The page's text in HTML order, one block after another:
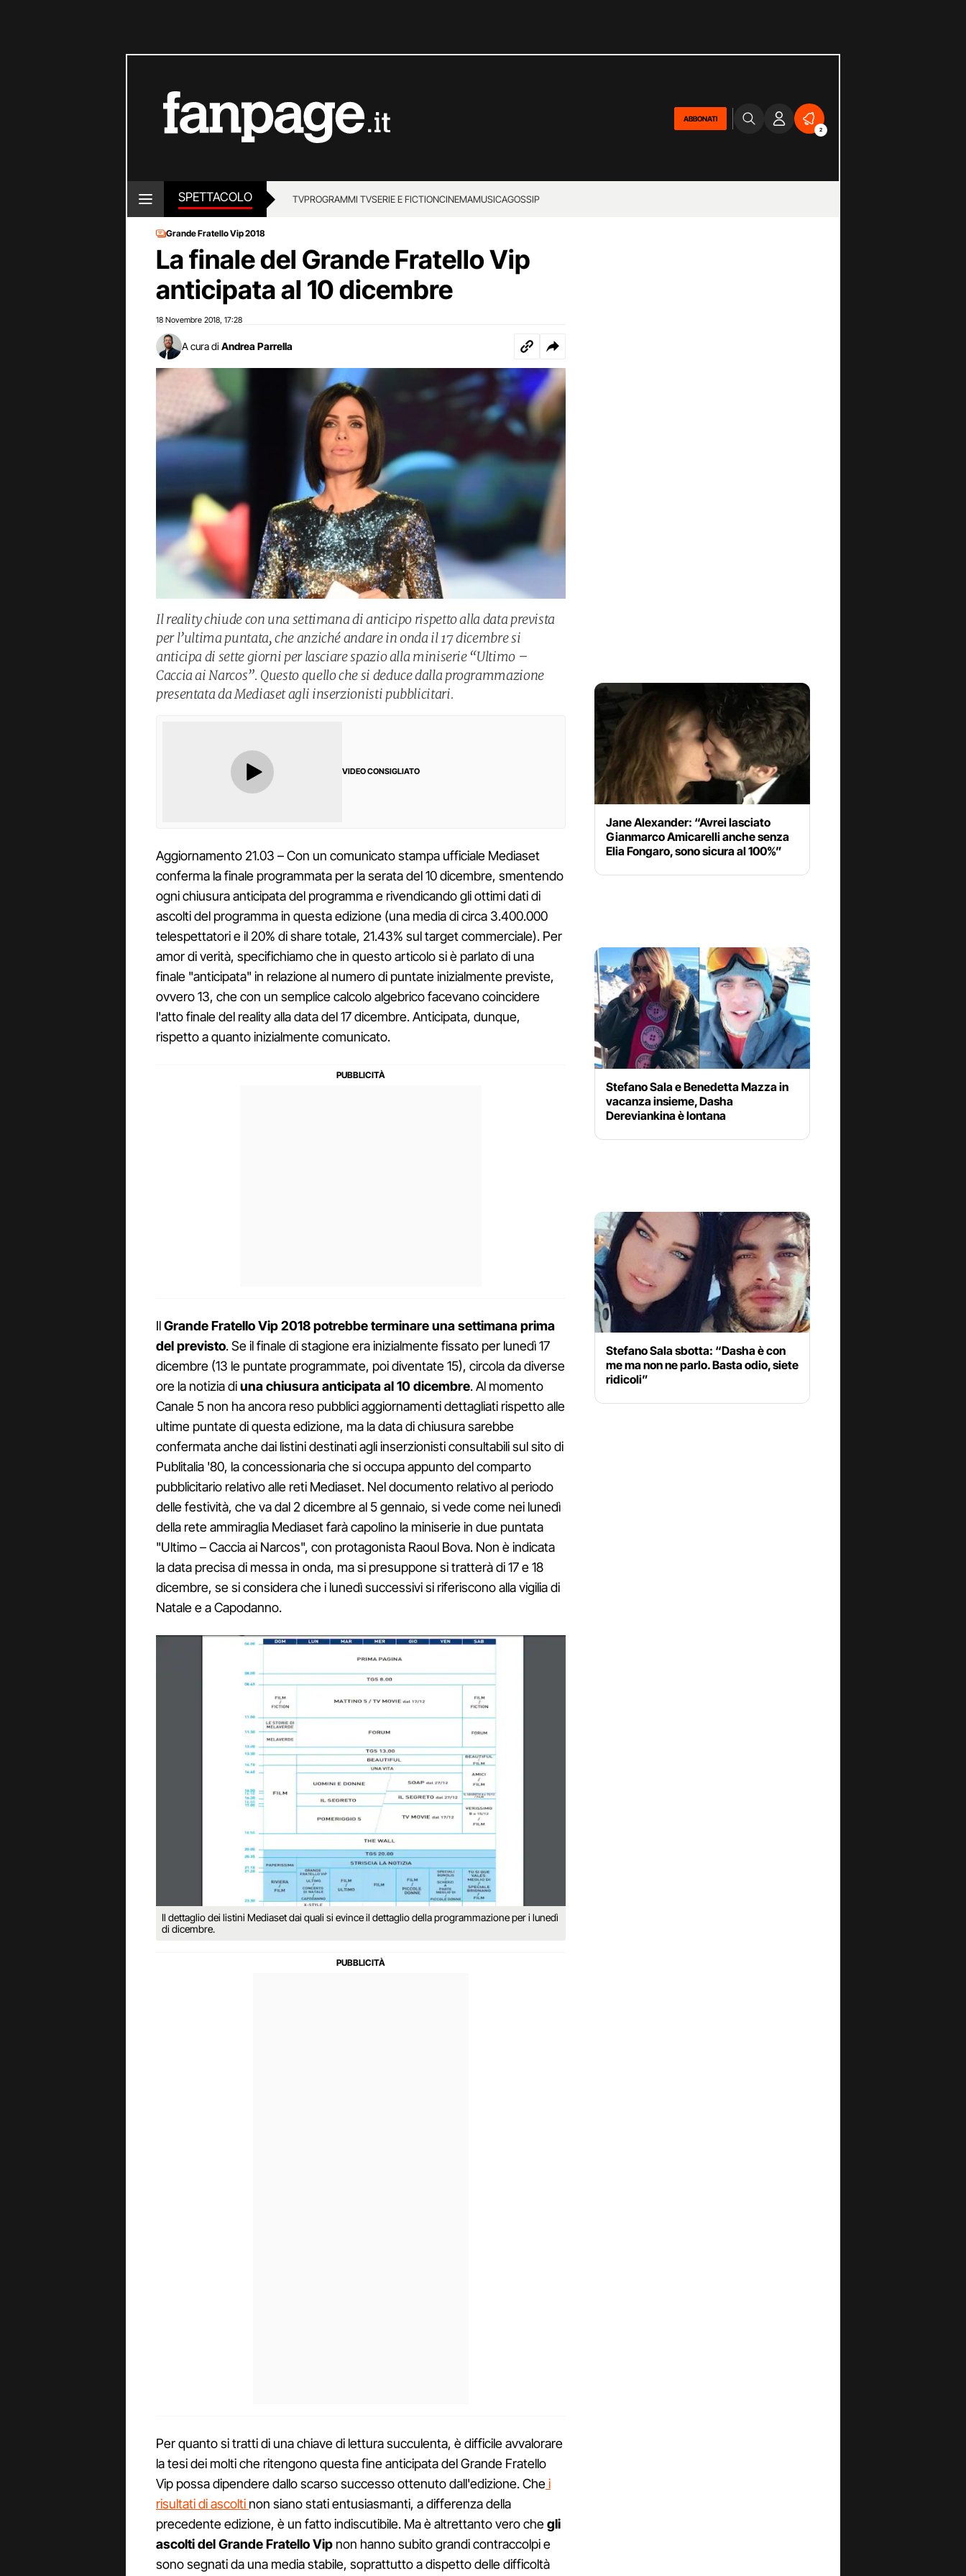
ABBONATI
2
SPETTACOLO TVPROGRAMMI TVSERIE E FICTIONCINEMAMUSICAGOSSIP
Grande Fratello Vip 2018
La finale del Grande Fratello Vip
anticipata al 10 dicembre
18 Novembre 2018 17:28
A cura di Andrea Parrella
Il reality chiude con una settimana di anticipo rispetto alla data prevista
per l’ultima puntata, che anziché andare in onda il 17 dicembre si
anticipa di sette giorni per lasciare spazio alla miniserie “Ultimo –
Caccia ai Narcos”. Questo quello che si deduce dalla programmazione
presentata da Mediaset agli inserzionisti pubblicitari.
VIDEO CONSIGLIATO
Aggiornamento 21.03 – Con un comunicato stampa ufficiale Mediaset
conferma la finale programmata per la serata del 10 dicembre, smentendo
ogni chiusura anticipata del programma e rivendicando gli ottimi dati di
ascolti del programma in questa edizione (una media di circa 3.400.000
telespettatori e il 20% di share totale, 21.43% sul target commerciale). Per
amor di verità, specifichiamo che in questo articolo si è parlato di una
finale "anticipata" in relazione al numero di puntate inizialmente previste,
ovvero 13, che con un semplice calcolo algebrico facevano coincidere
l'atto finale del reality alla data del 17 dicembre. Anticipata, dunque,
rispetto a quanto inizialmente comunicato.
IlGrande Fratello Vip 2018potrebbe terminare una settimana prima
del previsto. Se il finale di stagione era inizialmente fissato per lunedì 17
dicembre (13 le puntate programmate, poi diventate 15), circola da diverse
ore la notizia diuna chiusura anticipata al 10 dicembre. Al momento
Canale 5 non ha ancora reso pubblici aggiornamenti dettagliati rispetto alle
ultime puntate di questa edizione, ma la data di chiusura sarebbe
confermata anche dai listini destinati agli inserzionisti consultabili sul sito di
Publitalia '80, la concessionaria che si occupa appunto del comparto
pubblicitario relativo alle reti Mediaset. Nel documento relativo al periodo
delle festività, che va dal 2 dicembre al 5 gennaio, si vede come nei lunedì
della rete ammiraglia Mediaset farà capolino la miniserie in due puntata
"Ultimo – Caccia ai Narcos", con protagonista Raoul Bova. Non è indicata
la data precisa di messa in onda, ma si presuppone si tratterà di 17 e 18
dicembre, se si considera che i lunedì successivi si riferiscono alla vigilia di
Natale e a Capodanno.
Il dettaglio dei listini Mediaset dai quali si evince il dettaglio della programmazione per i lunedì
di dicembre.
Per quanto si tratti di una chiave di lettura succulenta, è difficile avvalorare
la tesi dei molti che ritengono questa fine anticipata del Grande Fratello
Vip possa dipendere dallo scarso successo ottenuto dall'edizione. Chei
risultati di ascolti non siano stati entusiasmanti, a differenza della
precedente edizione, è un fatto indiscutibile. Ma è altrettanto vero chegli
ascolti del Grande Fratello Vip non hanno subito grandi contraccolpi e
sono segnati da una media stabile, soprattutto a dispetto delle difficoltà
Jane Alexander: “Avrei lasciato
Gianmarco Amicarelli anche senza
Elia Fongaro, sono sicura al 100%”
Stefano Sala e Benedetta Mazza in
vacanza insieme, Dasha
Dereviankina è lontana
Stefano Sala sbotta: “Dasha è con
me ma non ne parlo. Basta odio, siete
ridicoli”